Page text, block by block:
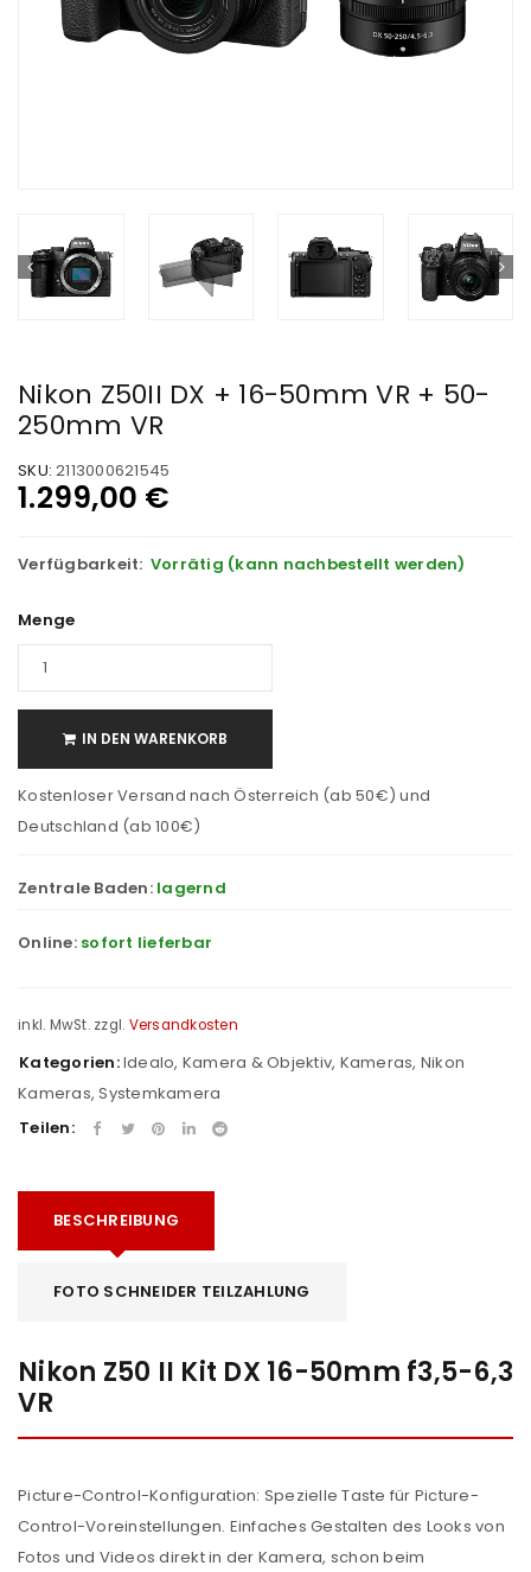
Nikon Z50II DX + 16-50mm VR + 50-
250mm VR
SKU: 2113000621545
1.299,00 €
Verfügbarkeit: Vorrätig (kann nachbestellt werden)
Menge
IN DEN WARENKORB
Kostenloser Versand nach Österreich (ab 50€) und
Deutschland (ab 100€)
Zentrale Baden: lagernd
Online: sofort lieferbar
inkl. MwSt. zzgl. Versandkosten
Kategorien:Idealo, Kamera & Objektiv, Kameras, Nikon
Kameras,Systemkamera
Teilen:
BESCHREIBUNG
FOTO SCHNEIDER TEILZAHLUNG
Nikon Z50 II Kit DX 16-50mm f3,5-6,3
VR
Picture-Control-Konfiguration: Spezielle Taste für Picture-
Control-Voreinstellungen. Einfaches Gestalten des Looks von
Fotos und Videos direkt in der Kamera, schon beim